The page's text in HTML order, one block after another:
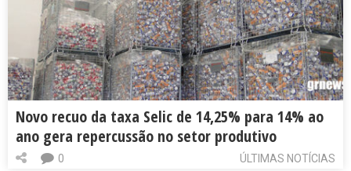
Novo recuo da taxa Selic de 14,25% para 14% ao
ano gera repercussão no setor produtivo
ÚLTIMAS NOTÍCIAS
0